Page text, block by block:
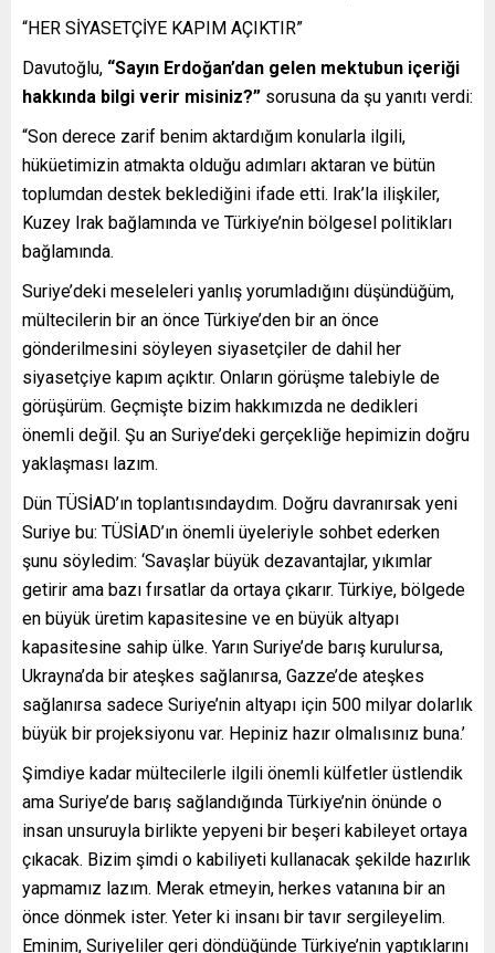
“HER SİYASETÇİYE KAPIM AÇIKTIR”
Davutoğlu, “Sayın Erdoğan’dan gelen mektubun içeriği
hakkında bilgi verir misiniz?” sorusuna da şu yanıtı verdi:
“Son derece zarif benim aktardığım konularla ilgili,
hüküetimizin atmakta olduğu adımları aktaran ve bütün
toplumdan destek beklediğini ifade etti. Irak’la ilişkiler,
Kuzey Irak bağlamında ve Türkiye’nin bölgesel politikları
bağlamında.
Suriye’deki meseleleri yanlış yorumladığını düşündüğüm,
mültecilerin bir an önce Türkiye’den bir an önce
gönderilmesini söyleyen siyasetçiler de dahil her
siyasetçiye kapım açıktır. Onların görüşme talebiyle de
görüşürüm. Geçmişte bizim hakkımızda ne dedikleri
önemli değil. Şu an Suriye’deki gerçekliğe hepimizin doğru
yaklaşması lazım.
Dün TÜSİAD’ın toplantısındaydım. Doğru davranırsak yeni
Suriye bu: TÜSİAD’ın önemli üyeleriyle sohbet ederken
şunu söyledim: ‘Savaşlar büyük dezavantajlar, yıkımlar
getirir ama bazı fırsatlar da ortaya çıkarır. Türkiye, bölgede
en büyük üretim kapasitesine ve en büyük altyapı
kapasitesine sahip ülke. Yarın Suriye’de barış kurulursa,
Ukrayna’da bir ateşkes sağlanırsa, Gazze’de ateşkes
sağlanırsa sadece Suriye’nin altyapı için 500 milyar dolarlık
büyük bir projeksiyonu var. Hepiniz hazır olmalısınız buna.’
Şimdiye kadar mültecilerle ilgili önemli külfetler üstlendik
ama Suriye’de barış sağlandığında Türkiye’nin önünde o
insan unsuruyla birlikte yepyeni bir beşeri kabileyet ortaya
çıkacak. Bizim şimdi o kabiliyeti kullanacak şekilde hazırlık
yapmamız lazım. Merak etmeyin, herkes vatanına bir an
önce dönmek ister. Yeter ki insanı bir tavır sergileyelim.
Eminim, Suriyeliler geri döndüğünde Türkiye’nin yaptıklarını